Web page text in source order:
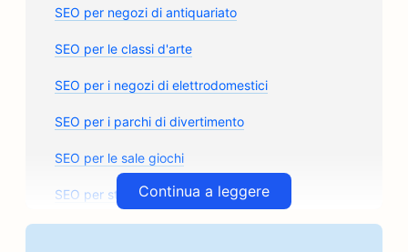
SEO per negozi di antiquariato
SEO per le classi d'arte
SEO per i negozi di elettrodomestici
SEO per i parchi di divertimento
SEO per le sale giochi
SEO per studi di architettura
Continua a leggere